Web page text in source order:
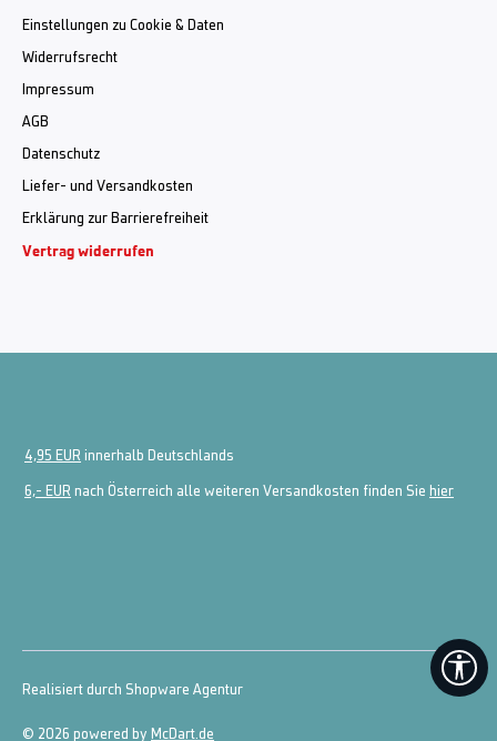
Einstellungen zu Cookie & Daten
Widerrufsrecht
Impressum
AGB
Datenschutz
Liefer- und Versandkosten
Erklärung zur Barrierefreiheit
Vertrag widerrufen
4,95 EUR innerhalb Deutschlands
6,- EUR nach Österreich alle weiteren Versandkosten finden Sie hier
© 2026 powered by McDart.de
Realisiert durch Shopware Agentur